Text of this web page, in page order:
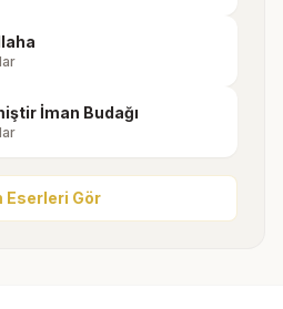
İman Budağı
Eserleri Gör